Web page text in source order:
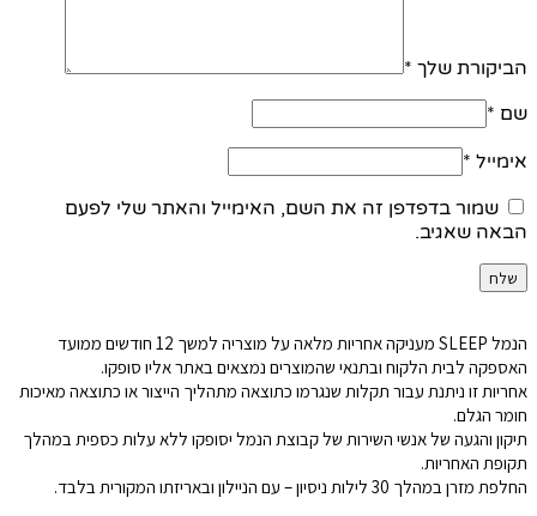
הנמל SLEEP מעניקה אחריות מלאה על מוצריה למשך 12 חודשים ממועד
האספקה לבית הלקוח ובתנאי שהמוצרים נמצאים באתר אליו סופקו.
אחריות זו ניתנת עבור תקלות שנגרמו כתוצאה מתהליך הייצור או כתוצאה מאיכות
חומר הגלם.
תיקון והגעה של אנשי השירות של קבוצת הנמל יסופקו ללא עלות כספית במהלך
תקופת האחריות.
החלפת מזרן במהלך 30 לילות ניסיון – עם הניילון ובאריזתו המקורית בלבד.
הביקורת שלך *
שם *
אימייל *
שמור בדפדפן זה את השם, האימייל והאתר שלי לפעם
הבאה שאגיב.